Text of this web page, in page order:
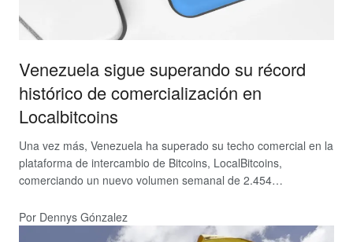
Venezuela sigue superando su récord
histórico de comercialización en
Localbitcoins
Una vez más, Venezuela ha superado su techo comercial en la
plataforma de intercambio de Bitcoins, LocalBitcoins,
comerciando un nuevo volumen semanal de 2.454…
Por Dennys Gónzalez